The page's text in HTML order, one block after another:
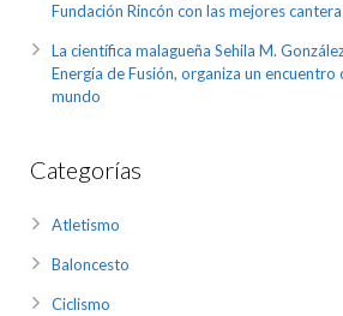
Fundación Rincón con las mejores
La científica malagueña Sehila M.
Energía de Fusión, organiza un
mundo
Categorías
Atletismo
Baloncesto
Ciclismo